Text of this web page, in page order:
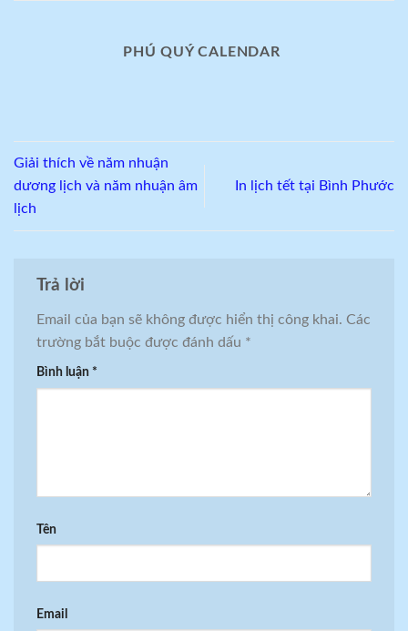
PHÚ QUÝ CALENDAR
Giải thích về năm nhuận
dương lịch và năm nhuận âm
lịch
In lịch tết tại Bình Phước
Trả lời
Email của bạn sẽ không được hiển thị công khai. Các
trường bắt buộc được đánh dấu *
Bình luận *
Tên
Email